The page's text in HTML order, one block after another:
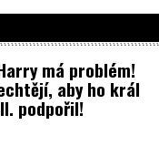
má problém!
aby ho král
podpořil!